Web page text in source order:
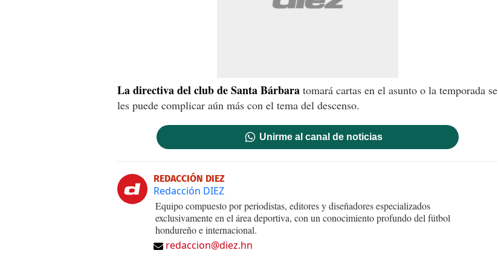
La directiva del club de Santa Bárbara tomará cartas en el asunto o la temporada se
les puede complicar aún más con el tema del descenso.
Unirme al canal de noticias
REDACCIÓN DIEZ
Redacción DIEZ
Equipo compuesto por periodistas, editores y diseñadores especializados
exclusivamente en el área deportiva, con un conocimiento profundo del fútbol
hondureño e internacional.
redaccion@diez.hn